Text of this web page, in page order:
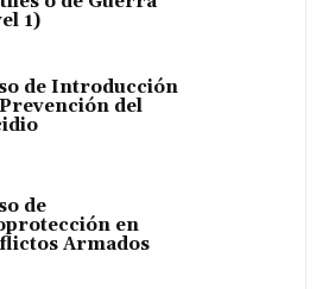
1)
de Introducción
del
de
en
Armados